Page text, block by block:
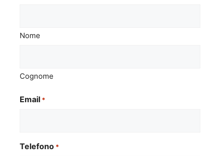
Nome
Cognome
Email *
Telefono *